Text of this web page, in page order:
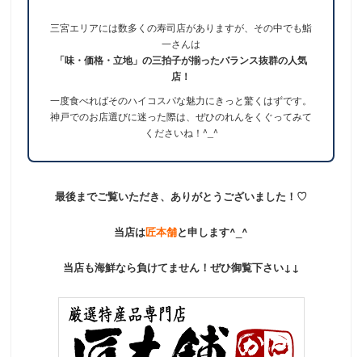
三宮エリアには数多くの寿司店がありますが、その中でも鮨
一さんは
「味・価格・立地」の三拍子が揃ったバランス抜群の人気
店！
一度食べればそのハイコスパな魅力にきっと驚くはずです。
神戸でのお店選びに迷った際は、ぜひのれんをくぐってみて
くださいね！^_^
最後までご覧いただき、ありがとうございました！♡
当店は匠本舗と申します^_^
当店も海鮮なら負けてません！ぜひ御覧下さい↓↓